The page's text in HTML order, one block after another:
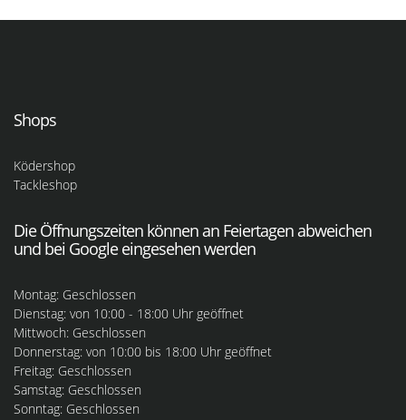
Shops
Ködershop
Tackleshop
Die Öffnungszeiten können an Feiertagen abweichen
und bei Google eingesehen werden
Montag: Geschlossen
Dienstag: von 10:00 - 18:00 Uhr geöffnet
Mittwoch: Geschlossen
Donnerstag: von 10:00 bis 18:00 Uhr geöffnet
Freitag: Geschlossen
Samstag: Geschlossen
Sonntag: Geschlossen